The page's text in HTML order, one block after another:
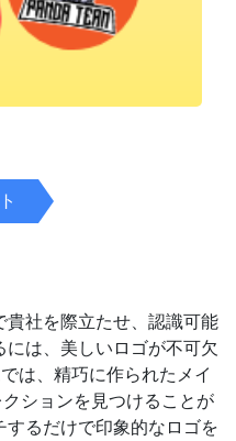
貴社を際立たせ、認識可能
は、美しいロゴが不可欠
は、精巧に作られたメイ
ションを見つけることが
るだけで印象的なロゴを